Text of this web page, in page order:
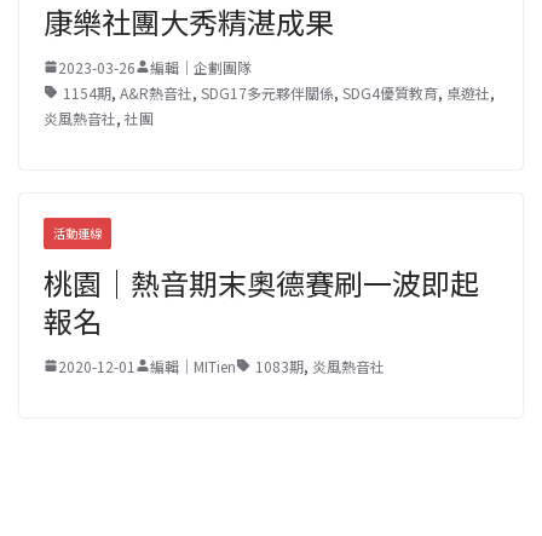
康樂社團大秀精湛成果
2023-03-26
編輯｜企劃團隊
1154期, A&R熱音社, SDG17多元夥伴關係, SDG4優質教育, 桌遊社,
炎風熱音社, 社團
活動連線
桃園｜熱音期末奧德賽刷一波即起
報名
2020-12-01 編輯｜MITien 1083期, 炎風熱音社